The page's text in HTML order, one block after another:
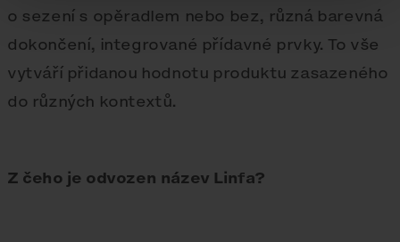
o sezení s opěradlem nebo bez, různá barevná
dokončení, integrované přídavné prvky. To vše
vytváří přidanou hodnotu produktu zasazeného
do různých kontextů.
Z čeho je odvozen název Linfa?